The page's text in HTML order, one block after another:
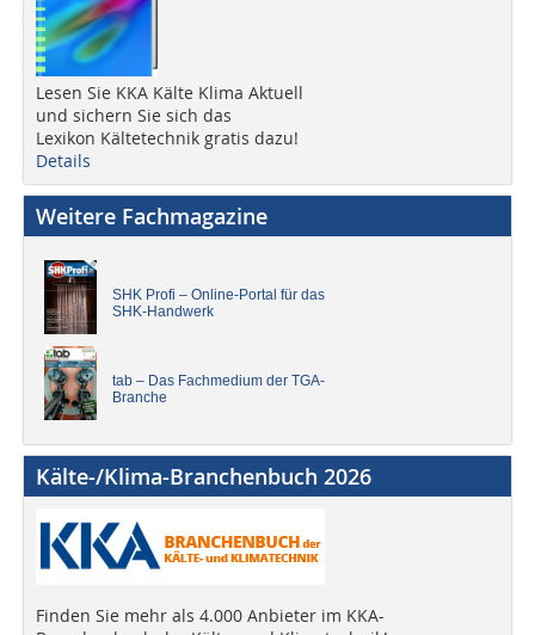
Lesen Sie KKA Kälte Klima Aktuell
und sichern Sie sich das
Lexikon Kältetechnik gratis dazu!
Details
Weitere Fachmagazine
SHK Profi – Online-Portal für das
SHK-Handwerk
tab – Das Fachmedium der TGA-
Branche
Kälte-/Klima-Branchenbuch 2026
Finden Sie mehr als 4.000 Anbieter im KKA-